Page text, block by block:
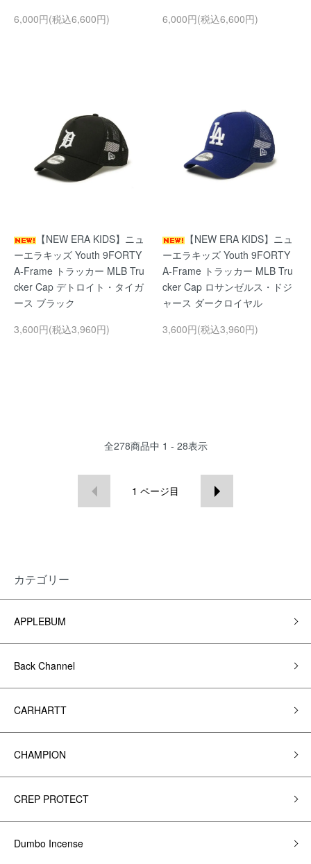
6,000円(税込6,600円)
6,000円(税込6,600円)
【NEW ERA KIDS】ニュ
ーエラキッズ Youth 9FORTY
A-Frame トラッカー MLB Tru
cker Cap デトロイト・タイガ
ース ブラック
3,600円(税込3,960円)
【NEW ERA KIDS】ニュ
ーエラキッズ Youth 9FORTY
A-Frame トラッカー MLB Tru
cker Cap ロサンゼルス・ドジ
ャース ダークロイヤル
3,600円(税込3,960円)
全278商品中 1 - 28表示
1 ページ目
カテゴリー
APPLEBUM
Back Channel
CARHARTT
CHAMPION
CREP PROTECT
Dumbo Incense